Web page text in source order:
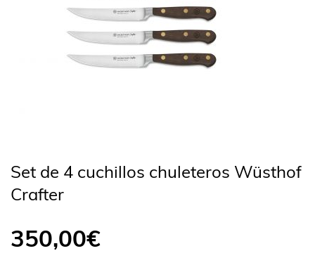
Set de 4 cuchillos chuleteros Wüsthof
Crafter
350,00€